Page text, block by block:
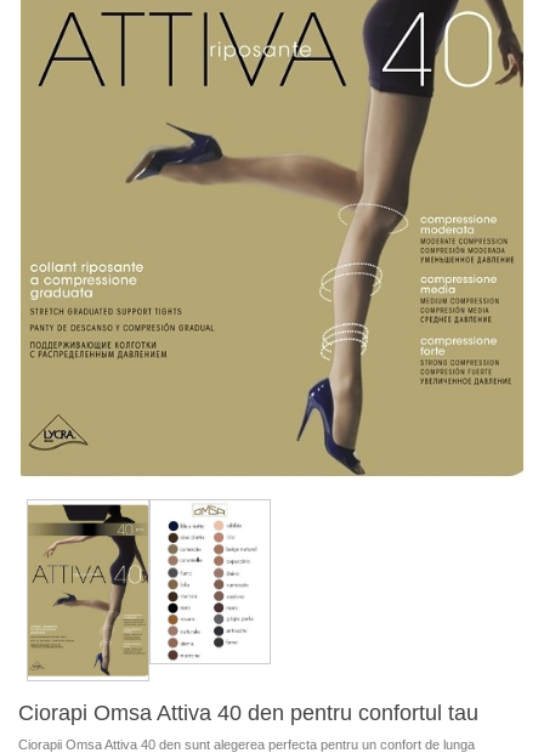
Ciorapi Omsa Attiva 40 den pentru confortul tau
Ciorapii Omsa Attiva 40 den sunt alegerea perfecta pentru un confort de lunga